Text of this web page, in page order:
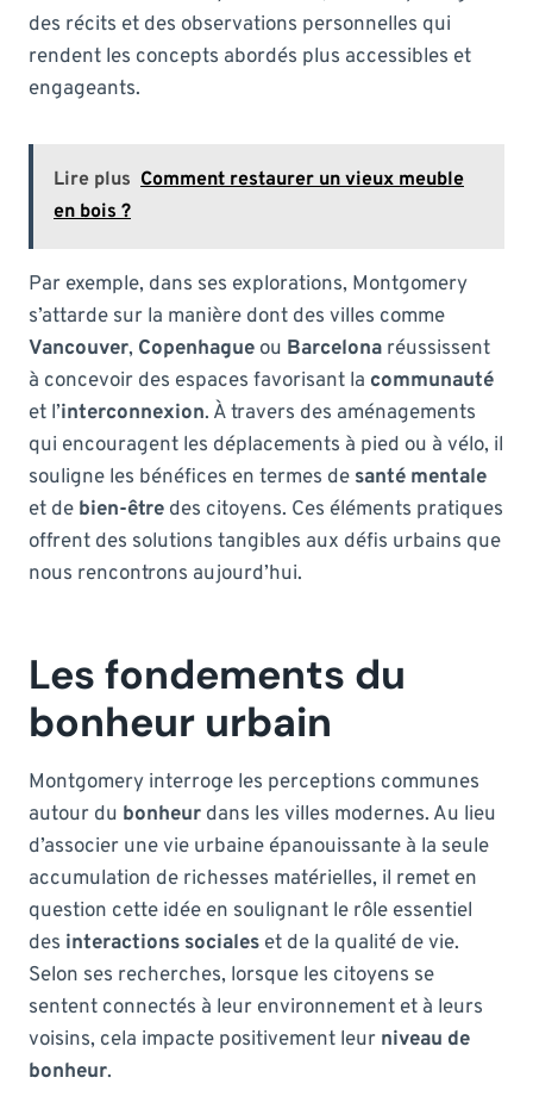
des récits et des observations personnelles qui
rendent les concepts abordés plus accessibles et
engageants.
Lire plus Comment restaurer un vieux meuble
en bois ?
Par exemple, dans ses explorations, Montgomery
s’attarde sur la manière dont des villes comme
Vancouver, Copenhague ou Barcelona réussissent
à concevoir des espaces favorisant la communauté
et l’interconnexion. À travers des aménagements
qui encouragent les déplacements à pied ou à vélo, il
souligne les bénéfices en termes de santé mentale
et de bien-être des citoyens. Ces éléments pratiques
offrent des solutions tangibles aux défis urbains que
nous rencontrons aujourd’hui.
Les fondements du
bonheur urbain
Montgomery interroge les perceptions communes
autour du bonheur dans les villes modernes. Au lieu
d’associer une vie urbaine épanouissante à la seule
accumulation de richesses matérielles, il remet en
question cette idée en soulignant le rôle essentiel
des interactions sociales et de la qualité de vie.
Selon ses recherches, lorsque les citoyens se
sentent connectés à leur environnement et à leurs
voisins, cela impacte positivement leur niveau de
bonheur.